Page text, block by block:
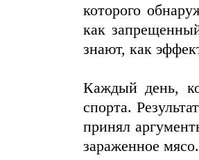
которого
как
знают, как
Каждый день,
спорта.
принял
зараженное мясо.